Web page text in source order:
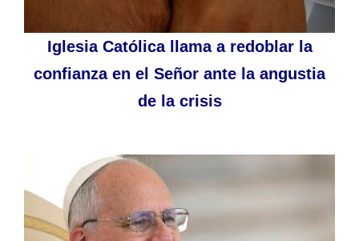
Iglesia Católica llama a redoblar la
confianza en el Señor ante la angustia
de la crisis